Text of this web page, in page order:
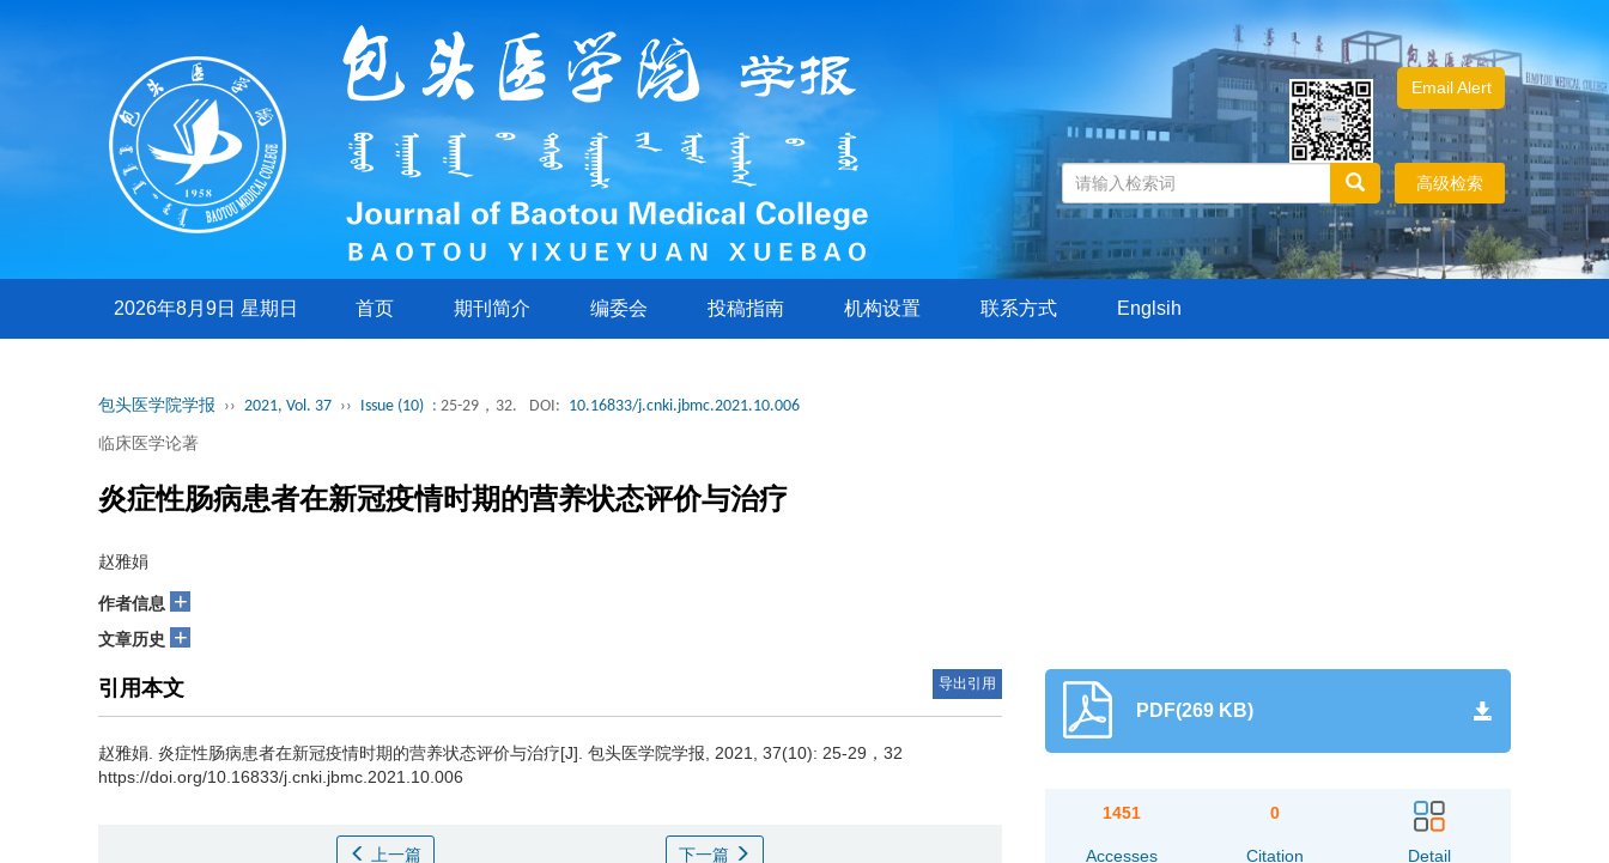
Email Alert
高级检索
2026年8月9日 星期日 首页 期刊简介 编委会 投稿指南 机构设置 联系方式 Englsih
包头医学院学报 ›› 2021, Vol. 37 ›› Issue (10) : 25-29，32. DOI: 10.16833/j.cnki.jbmc.2021.10.006
临床医学论著
炎症性肠病患者在新冠疫情时期的营养状态评价与治疗
赵雅娟
作者信息 +
文章历史 +
引用本文 导出引用
赵雅娟. 炎症性肠病患者在新冠疫情时期的营养状态评价与治疗[J]. 包头医学院学报, 2021, 37(10): 25-29，32
https://doi.org/10.16833/j.cnki.jbmc.2021.10.006
上一篇 下一篇
PDF(269 KB)
1451
Accesses
0
Citation Detail